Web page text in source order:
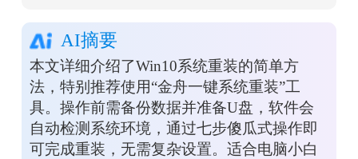
师，安全纯净无捆绑，全
程无人值守，支持
Win10/win11系统的在线
重装
AI摘要
本文详细介绍了Win10系统重装的简单方
法，特别推荐使用“金舟一键系统重装”工
具。操作前需备份数据并准备U盘，软件会
自动检测系统环境，通过七步傻瓜式操作即
可完成重装，无需复杂设置。适合电脑小白